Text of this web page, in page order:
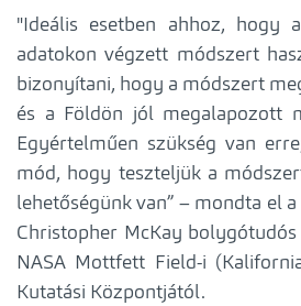
"Ideális esetben ahhoz, hogy
adatokon végzett módszert
bizonyítani, hogy a módszert
és a Földön jól megalapozott
Egyértelműen szükség van
mód, hogy teszteljük a
lehetőségünk van” – mondta el
Christopher McKay
NASA Mottfett Field-i
Kutatási Központjától.